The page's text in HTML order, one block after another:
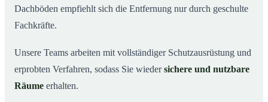
Dachböden empfiehlt sich die Entfernung nur durch geschulte
Fachkräfte.
Unsere Teams arbeiten mit vollständiger Schutzausrüstung und
erprobten Verfahren, sodass Sie wiedersichere und nutzbare
Räume erhalten.